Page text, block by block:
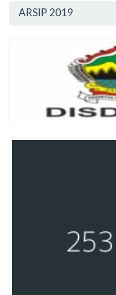
ARSIP 2019